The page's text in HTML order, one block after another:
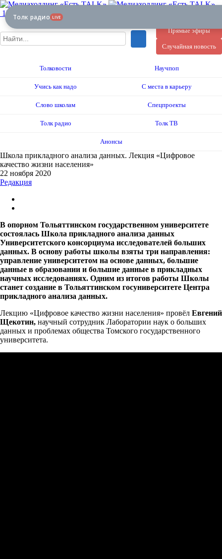
12+
Прямые эфиры
Случайная новость
Толковости Научпоп
Учись как надо С места в карьеру
Слово школам Спецпроекты
Толк радио Толк ТВ
Анонсы
Школа прикладного анализа данных. Лекция «Цифровое
качество жизни населения»
22 ноября 2020
Редакция
В опорном Тольяттинском государственном университете
состоялась Школа прикладного анализа данных
Университетского консорциума исследователей больших
данных. В основу работы школы взяты три направления:
управление университетом на основе данных, большие
данные в образовании и большие данные в прикладных
научных исследованиях. Одним из итогов работы Школы
станет создание в Тольяттинском госуниверситете Центра
прикладного анализа данных.
Лекцию «Цифровое качество жизни населения» провёл Евгений
Щекотин, научный сотрудник Лаборатории наук о больших
данных и проблемах общества Томского государственного
университета.
Толк радио LIVE